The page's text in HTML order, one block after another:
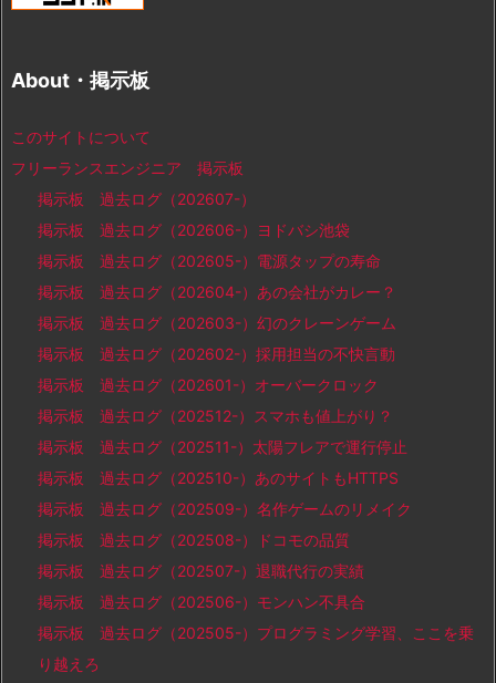
About・掲示板
このサイトについて
フリーランスエンジニア 掲示板
掲示板 過去ログ（202607-）
掲示板 過去ログ（202606-）ヨドバシ池袋
掲示板 過去ログ（202605-）電源タップの寿命
掲示板 過去ログ（202604-）あの会社がカレー？
掲示板 過去ログ（202603-）幻のクレーンゲーム
掲示板 過去ログ（202602-）採用担当の不快言動
掲示板 過去ログ（202601-）オーバークロック
掲示板 過去ログ（202512-）スマホも値上がり？
掲示板 過去ログ（202511-）太陽フレアで運行停止
掲示板 過去ログ（202510-）あのサイトもHTTPS
掲示板 過去ログ（202509-）名作ゲームのリメイク
掲示板 過去ログ（202508-）ドコモの品質
掲示板 過去ログ（202507-）退職代行の実績
掲示板 過去ログ（202506-）モンハン不具合
掲示板 過去ログ（202505-）プログラミング学習、ここを乗
り越えろ